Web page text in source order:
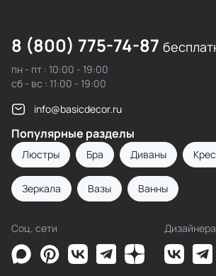
8 (800) 775-74-87
пн - пт : 10:00 - 19:00
сб - вс : 11:00 - 19:00
info@basicdecor.ru
Популярные разделы
Люстры Бра Диваны
Зеркала Вазы Ванны
Соц. сети